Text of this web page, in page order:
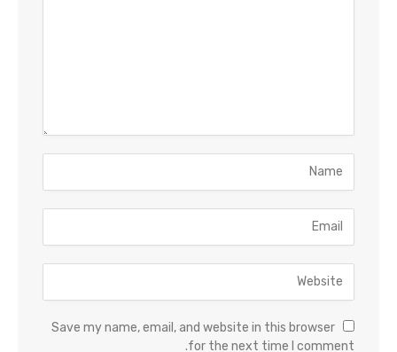
Save my name, email, and website in this browser
for the next time I comment.